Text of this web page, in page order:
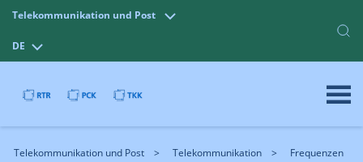
Telekommunikation und Post
DE
Telekommunikation und Post Telekommunikation
Frequenzen